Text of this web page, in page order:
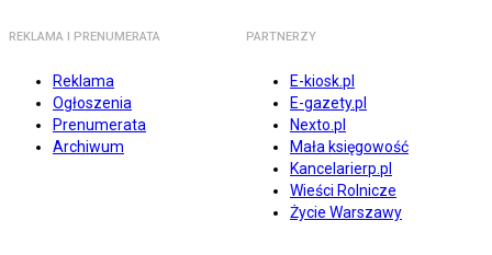
REKLAMA I PRENUMERATA
Reklama
Ogłoszenia
Prenumerata
Archiwum
PARTNERZY
E-kiosk.pl
E-gazety.pl
Nexto.pl
Mała księgowość
Kancelarierp.pl
Wieści Rolnicze
Życie Warszawy